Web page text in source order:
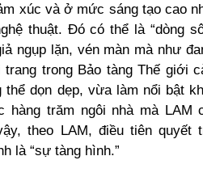
xúc và ở mức sáng tạo cao
thuật. Đó có thể là “dòng
ngụp lặn, vén màn mà như
trong Bảo tàng Thế giới
dọn dẹp, vừa làm nổi bật
hàng trăm ngôi nhà mà LAM
theo LAM, điều tiên quyết
là “sự tàng hình.”